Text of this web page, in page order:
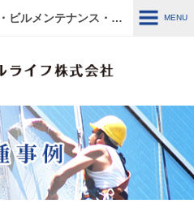
ノーブルライフ株式会社｜清掃・ビルメンテナンス・施設管理・改修工事｜大阪・兵庫・京都・滋賀・東京 MENU
種事例
フの強み・特徴